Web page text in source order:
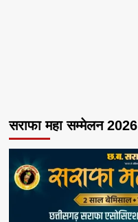
सराफा महा सम्मेलन 2026